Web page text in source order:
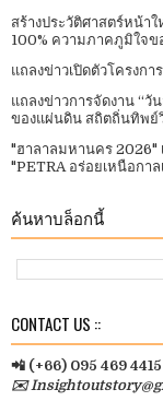
สร้างประวัติศาสตร์หน้า
100% ความภาคภูมิใจข
แถลงข่าวเปิดตัวโครงก
แถลงข่าวการจัดงาน “
ของแผ่นดิน สถิตถิ่นทิพย์
"ฮาลาลมหานคร 2026"
"PETRA อร่อยเหนือกา
ค้นหาบล็อกนี้
CONTACT US ::
📲 (+66) 095 469 4415
✉️